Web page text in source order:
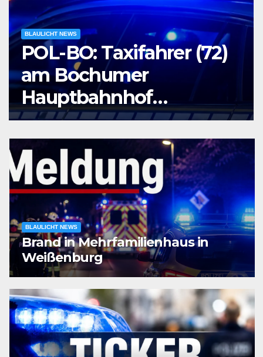
BLAULICHT NEWS
POL-BO: Taxifahrer (72)
am Bochumer
Hauptbahnhof
ausgeraubt – Zeugen
gesucht
BLAULICHT NEWS
Brand in Mehrfamilienhaus in
Weißenburg